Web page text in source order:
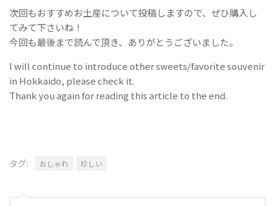
次回もおすすめお土産について投稿しますので、ぜひ購入し
てみて下さいね！
今回も最後まで読んで頂き、ありがとうございました。
I will continue to introduce other sweets/favorite souvenir
in Hokkaido, please check it.
Thank you again for reading this article to the end.
タグ: おしゃれ 珍しい